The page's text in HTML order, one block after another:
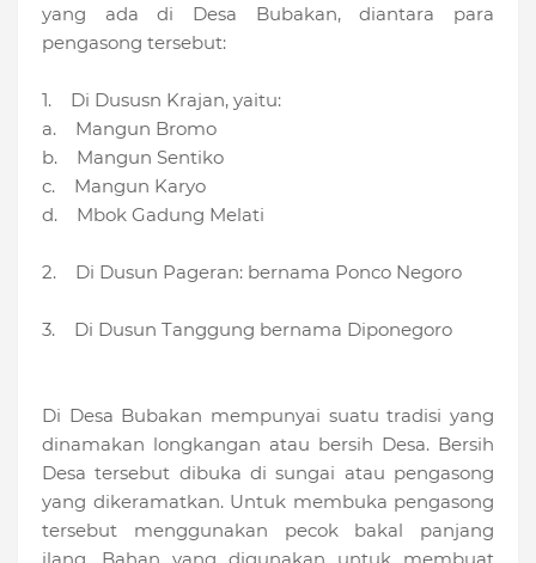
yang ada di Desa Bubakan, diantara para
pengasong tersebut:
1. Di Dususn Krajan, yaitu:
a. Mangun Bromo
b. Mangun Sentiko
c. Mangun Karyo
d. Mbok Gadung Melati
2. Di Dusun Pageran: bernama Ponco Negoro
3. Di Dusun Tanggung bernama Diponegoro
Di Desa Bubakan mempunyai suatu tradisi yang
dinamakan longkangan atau bersih Desa. Bersih
Desa tersebut dibuka di sungai atau pengasong
yang dikeramatkan. Untuk membuka pengasong
tersebut menggunakan pecok bakal panjang